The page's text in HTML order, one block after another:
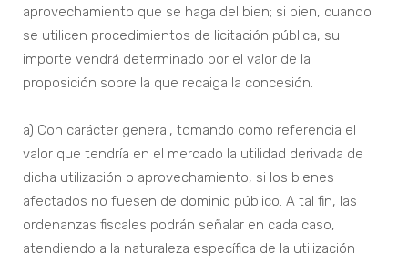
aprovechamiento que se haga del bien; si bien, cuando
se utilicen procedimientos de licitación pública, su
importe vendrá determinado por el valor de la
proposición sobre la que recaiga la concesión.
a) Con carácter general, tomando como referencia el
valor que tendría en el mercado la utilidad derivada de
dicha utilización o aprovechamiento, si los bienes
afectados no fuesen de dominio público. A tal fin, las
ordenanzas fiscales podrán señalar en cada caso,
atendiendo a la naturaleza específica de la utilización